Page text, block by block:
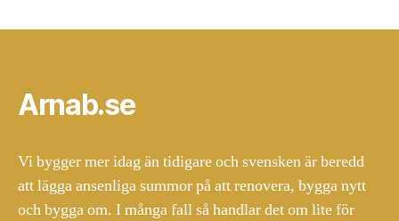
Arnab.se
Vi bygger mer idag än tidigare och svensken är beredd
att lägga ansenliga summor på att renovera, bygga nytt
och bygga om. I många fall så handlar det om lite för